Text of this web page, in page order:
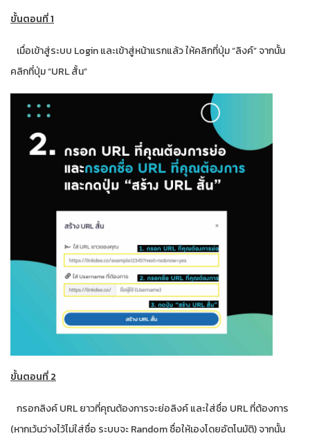
ขั้นตอนที่ 1
เมื่อเข้าสู่ระบบ Login และเข้าสู่หน้าแรกแล้ว ให้คลิกที่ปุ่ม “ลิงค์” จากนั้น
คลิกที่ปุ่ม “URL สั้น”
ขั้นตอนที่ 2
กรอกลิงค์ URL ยาวที่คุณต้องการจะย่อลิงค์ และใส่ชื่อ URL ที่ต้องการ
(หากเว้นว่างไว้ไม่ใส่ชื่อ ระบบจะ Random ชื่อให้เองโดยอัตโนมัติ) จากนั้น